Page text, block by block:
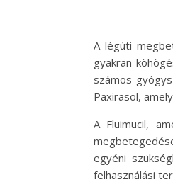
A légúti
gyakran
számos
Paxirasol,
A Fluimucil,
egyéni
felhasználási